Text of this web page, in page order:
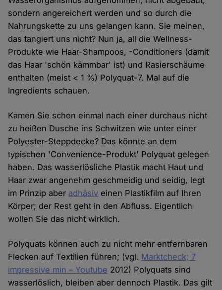
sondern angereichert werden und so durch die
Nahrungskette zu uns gelangen kann. Sie meinen,
das tangiert uns nicht? Nun ja, all die Wellness-
Produkte wie Haar-Shampoos, -Conditioners (damit
das Haar 'schön kämmbar' ist) und Rasierschäume
enthalten (meist < 1 %) Polyquat-7. Mal auf die
Ingredients schauen.
Kamen Sie schon einmal nach einer durchaus nicht
zu heißen Dusche ins Schwitzen wie unter einer
Polyester-Steppdecke? Das könnte an dem
typischen 'Convenience-Produkt' Polyquat gelegen
haben. Das wasserlösliche Plastik macht Haut und
Haar zwar angenehm geschmeidig und seidig, legt
im Prinzip aber adhäsiv einen Plastikfilm auf Ihren
Körper; der Rest geht in den Abfluss. Eigentlich
wollen Sie das nicht wirklich.
Polyquats können auch zu nicht mehr entfernbaren
Flecken auf Textilien führen; (vgl. Marktcheck; 7
impressive min – Youtube 2012) Polyquats sind
wasserlöslich, bleiben aber dennoch Plastik. Das gilt